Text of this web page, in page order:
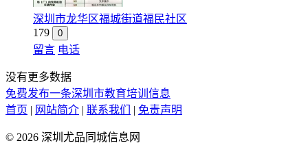
深圳市龙华区福城街道福民社区
179
0
留言 电话
没有更多数据
免费发布一条深圳市教育培训信息
首页 | 网站简介 | 联系我们 | 免责声明
© 2026 深圳尤品同城信息网